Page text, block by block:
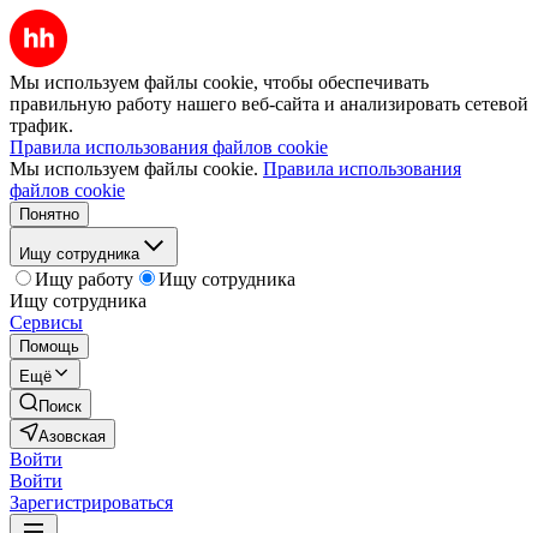
Мы используем файлы cookie, чтобы обеспечивать
правильную работу нашего веб-сайта и анализировать сетевой
трафик.
Правила использования файлов cookie
Мы используем файлы cookie. Правила использования
файлов cookie
Понятно
Ищу сотрудника
Ищу работу
Ищу сотрудника
Ищу сотрудника
Сервисы
Помощь
Ещё
Поиск
Азовская
Войти
Войти
Зарегистрироваться